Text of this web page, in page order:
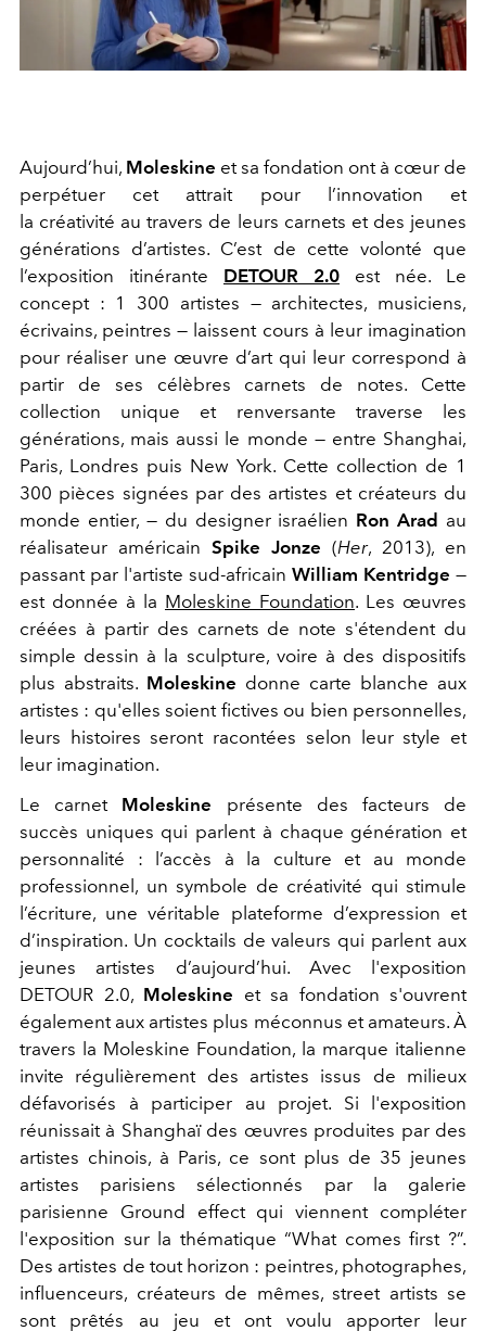
Aujourd’hui, Moleskine et sa fondation ont à cœur de
perpétuer cet attrait pour l’innovation et
la créativité au travers de leurs carnets et des jeunes
générations d’artistes. C’est de cette volonté que
l’exposition itinérante DETOUR 2.0 est née. Le
concept : 1 300 artistes — architectes, musiciens,
écrivains, peintres — laissent cours à leur imagination
pour réaliser une œuvre d’art qui leur correspond à
partir de ses célèbres carnets de notes. Cette
collection unique et renversante traverse les
générations, mais aussi le monde — entre Shanghai,
Paris, Londres puis New York. Cette collection de 1
300 pièces signées par des artistes et créateurs du
monde entier, — du designer israélien Ron Arad au
réalisateur américain Spike Jonze (Her, 2013), en
passant par l'artiste sud-africain William Kentridge —
est donnée à la Moleskine Foundation. Les œuvres
créées à partir des carnets de note s'étendent du
simple dessin à la sculpture, voire à des dispositifs
plus abstraits. Moleskine donne carte blanche aux
artistes : qu'elles soient fictives ou bien personnelles,
leurs histoires seront racontées selon leur style et
leur imagination.
Le carnet Moleskine présente des facteurs de
succès uniques qui parlent à chaque génération et
personnalité : l’accès à la culture et au monde
professionnel, un symbole de créativité qui stimule
l’écriture, une véritable plateforme d’expression et
d’inspiration. Un cocktails de valeurs qui parlent aux
jeunes artistes d’aujourd’hui. Avec l'exposition
DETOUR 2.0, Moleskine et sa fondation s'ouvrent
également aux artistes plus méconnus et amateurs. À
travers la Moleskine Foundation, la marque italienne
invite régulièrement des artistes issus de milieux
défavorisés à participer au projet. Si l'exposition
réunissait à Shanghaï des œuvres produites par des
artistes chinois, à Paris, ce sont plus de 35 jeunes
artistes parisiens sélectionnés par la galerie
parisienne Ground effect qui viennent compléter
l'exposition sur la thématique “What comes first ?”.
Des artistes de tout horizon : peintres, photographes,
influenceurs, créateurs de mêmes, street artists se
sont prêtés au jeu et ont voulu apporter leur